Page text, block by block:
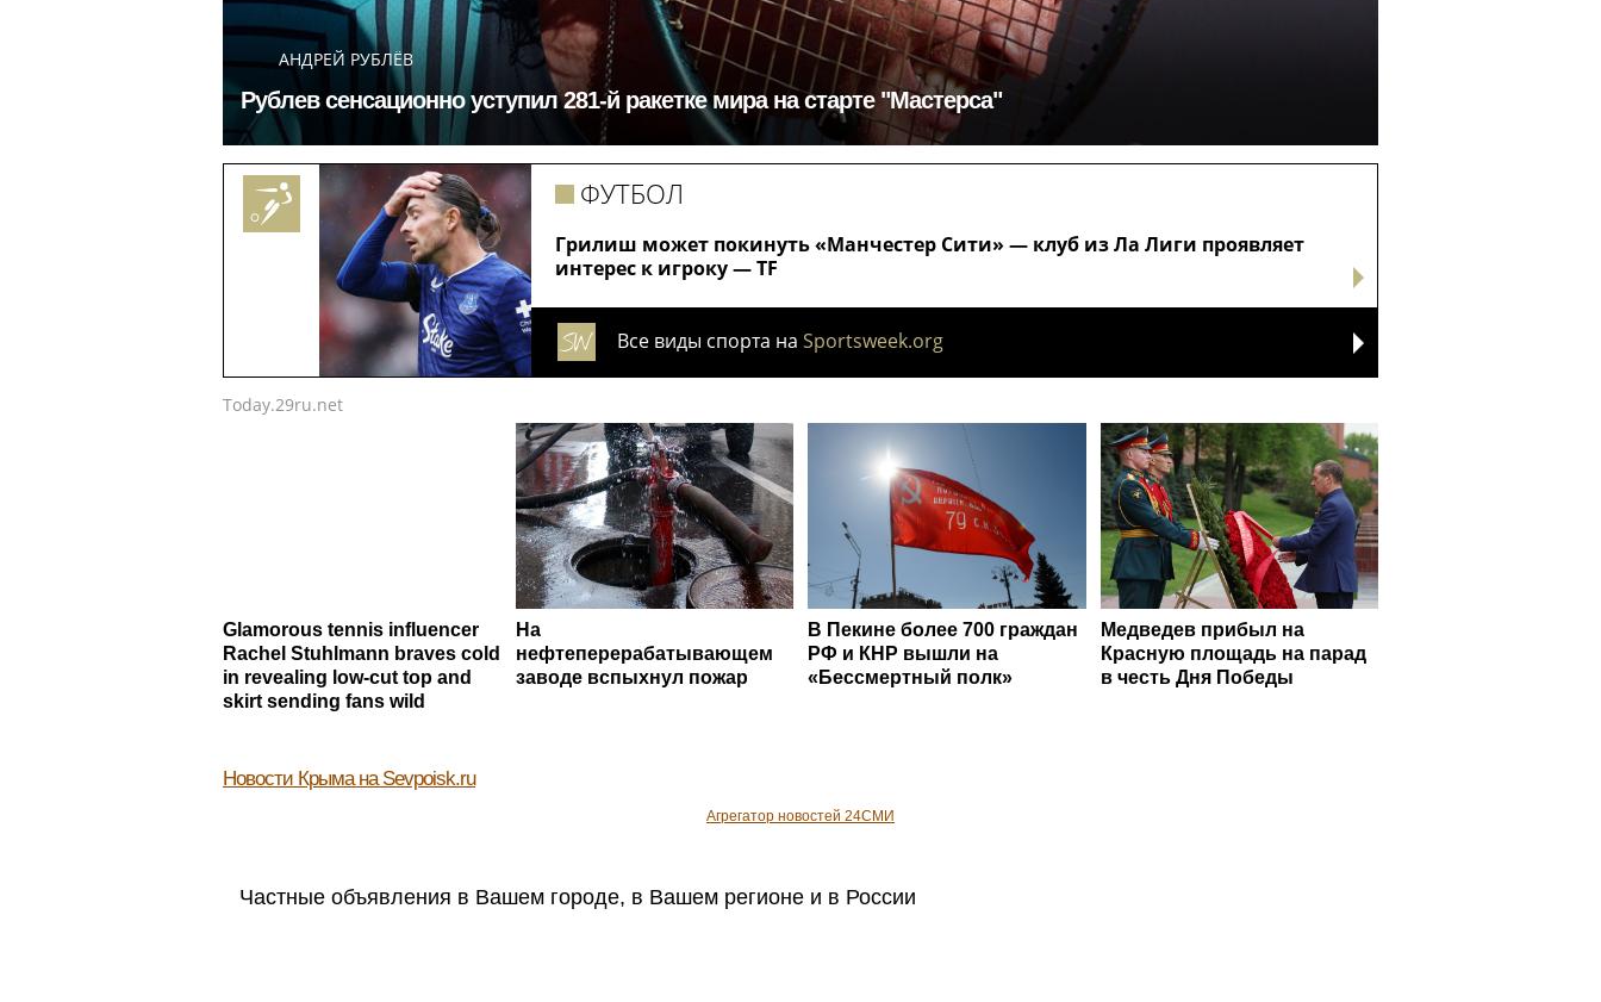
АНДРЕЙ РУБЛЁВ
Рублев сенсационно уступил 281-й ракетке мира на старте "Мастерса"
Грилиш может покинуть «Манчестер Сити» — клуб из Ла Лиги проявляет
интерес к игроку — TF
ФУТБОЛ
Все виды спорта на Sportsweek.org
Today.29ru.net
Glamorous tennis influencer
Rachel Stuhlmann braves cold
in revealing low-cut top and
skirt sending fans wild
На
нефтеперерабатывающем
заводе вспыхнул пожар
В Пекине более 700 граждан
РФ и КНР вышли на
«Бессмертный полк»
Медведев прибыл на
Красную площадь на парад
в честь Дня Победы
Новости Крыма на Sevpoisk.ru
Агрегатор новостей 24СМИ
Частные объявления в Вашем городе, в Вашем регионе и в России